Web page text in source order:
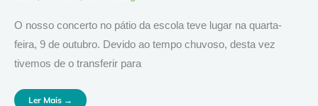
O nosso concerto no pátio da escola teve lugar na quarta-
feira, 9 de outubro. Devido ao tempo chuvoso, desta vez
tivemos de o transferir para
Ler Mais →